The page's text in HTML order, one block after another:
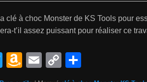
clé à choc Monster de KS Tools pour
t’il assez puissant pour réaliser ce
T
A
E
C
o